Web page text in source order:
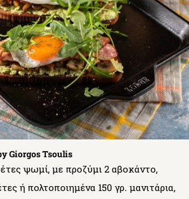
Giorgos Tsoulis
ψωμί, με προζύμι 2 αβοκάντο,
ή πολτοποιημένα 150 γρ. μανιτάρια,